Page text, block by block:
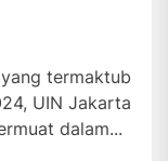
termaktub
UIN Jakarta
dalam...